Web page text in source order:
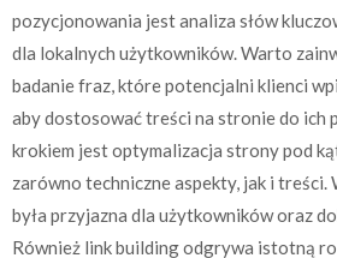
pozycjonowania jest analiza słów
dla lokalnych użytkowników. Warto
badanie fraz, które potencjalni klienci
aby dostosować treści na stronie do ich
krokiem jest optymalizacja strony pod
zarówno techniczne aspekty, jak i treści.
była przyjazna dla użytkowników oraz
Również link building odgrywa istotną